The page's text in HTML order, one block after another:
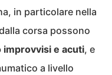
in particolare nella
corsa possono
improvvisi e acuti, e
a livello